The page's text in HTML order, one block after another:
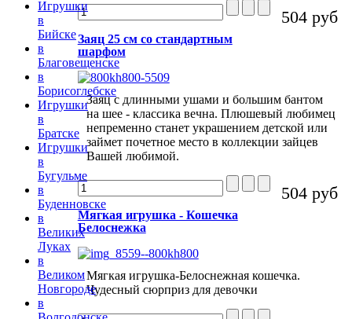
504 руб
Заяц 25 см со стандартным
шарфом
Заяц с длинными ушами и большим бантом
на шее - классика вечна. Плюшевый любимец
непременно станет украшением детской или
займет почетное место в коллекции зайцев
Вашей любимой.
504 руб
Мягкая игрушка - Кошечка
Белоснежка
Мягкая игрушка-Белоснежная кошечка.
Чудесный сюрприз для девочки
Игрушки
в
Бийске
в
Благовещенске
в
Борисоглебске
Игрушки
в
Братске
Игрушки
в
Бугульме
в
Буденновске
в
Великих
Луках
в
Великом
Новгороде
в